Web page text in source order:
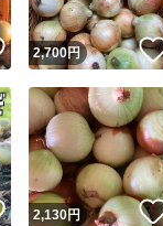
いいね！
2,700円
いいね！
2,130円